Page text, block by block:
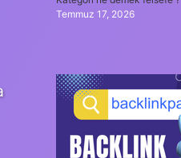
Temmuz 17, 2026